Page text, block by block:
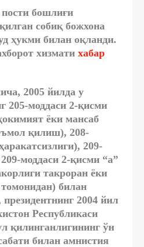
бошлиғи
собиқ божхона
ҳукми билан оқланди.
хизмати хабар
2005 йилда у
205-моддаси 2-қисми
ёки мансаб
қилиш), 208-
209-
моддаси 2-қисми “а”
такроран ёки
билан
2004 йил
Республикаси
қилинганлигининг ўн
билан амнистия